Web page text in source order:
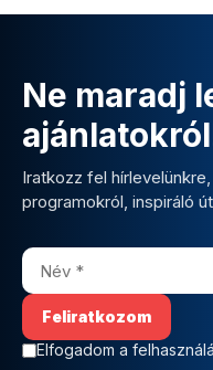
Ne maradj
Iratkozz fel
programokról, inspiráló
Elfogadom a